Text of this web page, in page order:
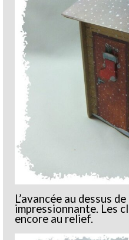
L’avancée au dessus
impressionnante. Les
encore au relief.